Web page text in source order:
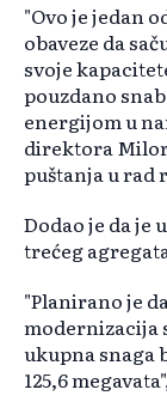
"Ovo je jedan
obaveze da
svoje
pouzdano
energijom u
direktora
puštanja u rad
Dodao je da je
trećeg
"Planirano je
modernizacija
ukupna snaga
125,6